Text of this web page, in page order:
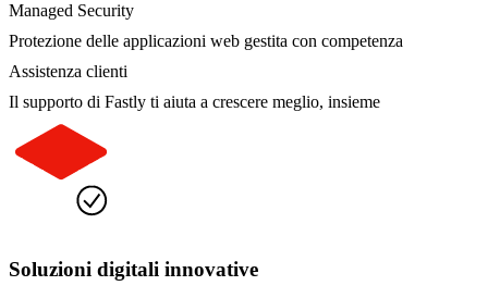
Managed Security
Protezione delle applicazioni web gestita con competenza
Assistenza clienti
Il supporto di Fastly ti aiuta a crescere meglio, insieme
Soluzioni digitali innovative